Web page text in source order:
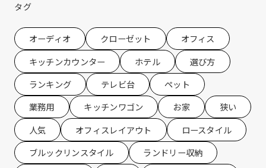
タグ
オーディオ クローゼット
オフィス
キッチンカウンター
ホテル
選び方
ランキング
テレビ台
ペット
業務用
キッチンワゴン お家
狭い
人気
オフィスレイアウト
ロースタイル
ブルックリンスタイル
ランドリー収納